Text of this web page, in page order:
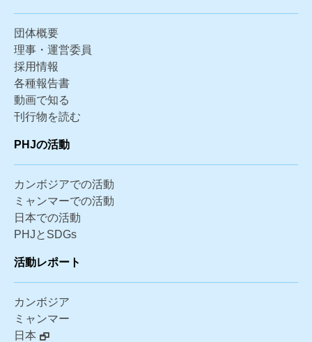
団体概要
理事・運営委員
採用情報
各種報告書
動画で知る
刊行物を読む
PHJの活動
カンボジアでの活動
ミャンマーでの活動
日本での活動
PHJとSDGs
活動レポート
カンボジア
ミャンマー
日本